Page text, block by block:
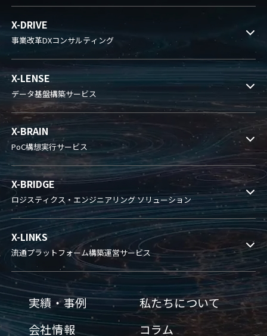
X-DRIVE
事業改革DXコンサルティング
X-LENSE
データ基盤構築サービス
X-BRAIN
PoC構想実行サービス
X-BRIDGE
ロジスティクス・エンジニアリング ソリューション
X-LINKS
流通プラットフォーム構築運営サービス
実績・事例
私たちについて
会社情報
コラム